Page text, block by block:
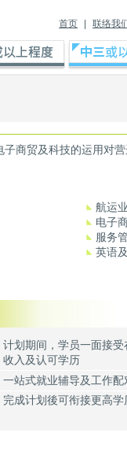
首页 联络我
商贸及科技的运用对
航运
电子
服务
英语
计划期间，学员一面接
收入及认可学历
一站式就业辅导及工作配
完成计划後可衔接更高